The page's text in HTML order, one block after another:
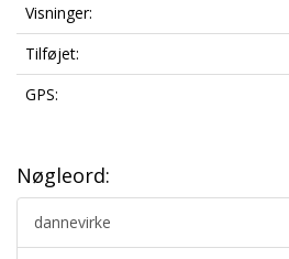
Visninger:
Tilføjet:
GPS:
Nøgleord:
dannevirke